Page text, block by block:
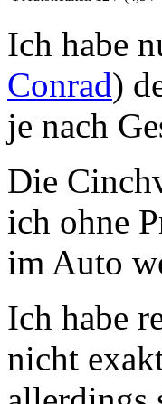
Ich habe
Conrad)
je nach
Die
ich ohne
im Auto
Ich habe
nicht